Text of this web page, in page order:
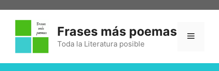
Frases más poemas
Toda la Literatura posible